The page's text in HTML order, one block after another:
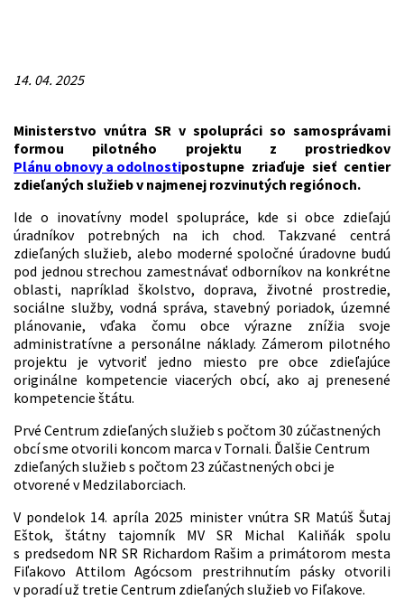
14. 04. 2025
Ministerstvo vnútra SR v spolupráci so samosprávami
formou pilotného projektu z prostriedkov
Plánu obnovy a odolnostipostupne zriaďuje sieť centier
zdieľaných služieb v najmenej rozvinutých regiónoch.
Ide o inovatívny model spolupráce, kde si obce zdieľajú
úradníkov potrebných na ich chod. Takzvané centrá
zdieľaných služieb, alebo moderné spoločné úradovne budú
pod jednou strechou zamestnávať odborníkov na konkrétne
oblasti, napríklad školstvo, doprava, životné prostredie,
sociálne služby, vodná správa, stavebný poriadok, územné
plánovanie, vďaka čomu obce výrazne znížia svoje
administratívne a personálne náklady. Zámerom pilotného
projektu je vytvoriť jedno miesto pre obce zdieľajúce
originálne kompetencie viacerých obcí, ako aj prenesené
kompetencie štátu.
Prvé Centrum zdieľaných služieb s počtom 30 zúčastnených
obcí sme otvorili koncom marca v Tornali. Ďalšie Centrum
zdieľaných služieb s počtom 23 zúčastnených obci je
otvorené v Medzilaborciach.
V pondelok 14. apríla 2025 minister vnútra SR Matúš Šutaj
Eštok, štátny tajomník MV SR Michal Kaliňák spolu
s predsedom NR SR Richardom Rašim a primátorom mesta
Fiľakovo Attilom Agócsom prestrihnutím pásky otvorili
v poradí už tretie Centrum zdieľaných služieb vo Fiľakove.